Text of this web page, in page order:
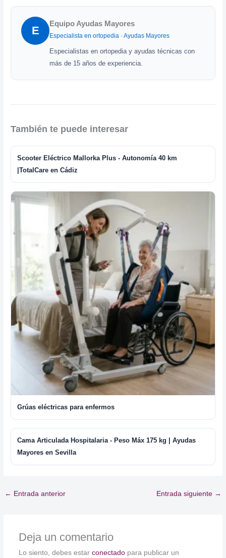
E
Equipo Ayudas Mayores
Especialista en ortopedia · Ayudas Mayores
Especialistas en ortopedia y ayudas técnicas con
más de 15 años de experiencia.
También te puede interesar
Scooter Eléctrico Mallorka Plus - Autonomía 40 km
|TotalCare en Cádiz
Grúas eléctricas para enfermos
Cama Articulada Hospitalaria - Peso Máx 175 kg | Ayudas
Mayores en Sevilla
← Entrada anterior Entrada siguiente →
Deja un comentario
Lo siento, debes estar conectadopara publicar un